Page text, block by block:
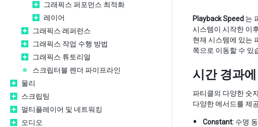
그래픽스 퍼포먼스 최적화
레이어
그래픽스 레퍼런스
그래픽스 작업 수행 방법
그래픽스 튜토리얼
스크립터블 렌더 파이프라인
물리
스크립팅
멀티플레이어 및 네트워킹
오디오
Playback Speed 는
시스템이 시작한 이
현재 시스템에 있는
쪽으로 이동할 수 있
시간 경과
파티클의 다양한 숫
다양한 메서드를 제
Constant: 수명